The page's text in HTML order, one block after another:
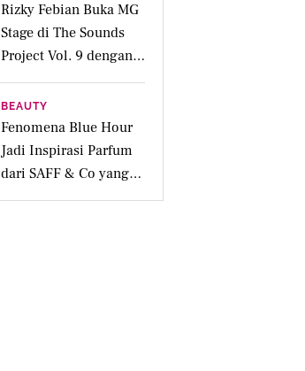
Rizky Febian Buka MG
Stage di The Sounds
Project Vol. 9 dengan
Deretan Hitsnya
BEAUTY
Fenomena Blue Hour
Jadi Inspirasi Parfum
dari SAFF & Co yang
Beraroma Hangat dan